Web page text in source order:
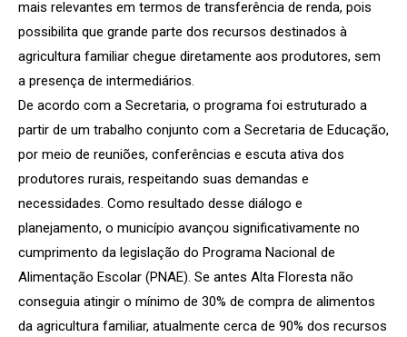
mais relevantes em termos de transferência de renda, pois
possibilita que grande parte dos recursos destinados à
agricultura familiar chegue diretamente aos produtores, sem
a presença de intermediários.
De acordo com a Secretaria, o programa foi estruturado a
partir de um trabalho conjunto com a Secretaria de Educação,
por meio de reuniões, conferências e escuta ativa dos
produtores rurais, respeitando suas demandas e
necessidades. Como resultado desse diálogo e
planejamento, o município avançou significativamente no
cumprimento da legislação do Programa Nacional de
Alimentação Escolar (PNAE). Se antes Alta Floresta não
conseguia atingir o mínimo de 30% de compra de alimentos
da agricultura familiar, atualmente cerca de 90% dos recursos